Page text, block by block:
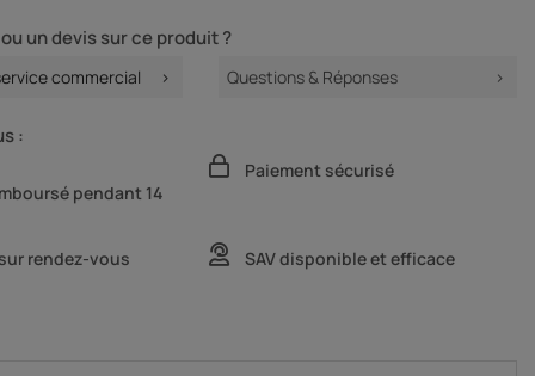
un devis sur ce produit ?
commercial Questions & Réponses
:
pendant 14
Paiement sécurisé
rendez-vous SAV disponible et efficace